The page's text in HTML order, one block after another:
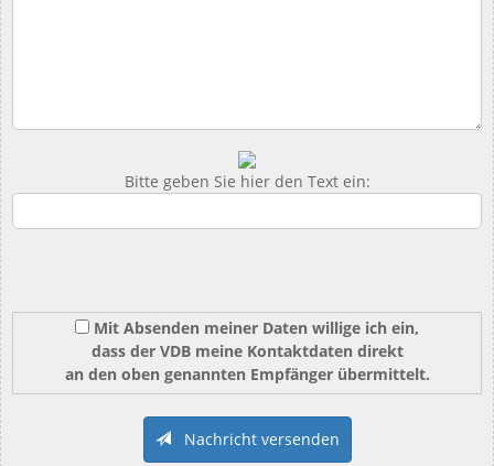
Bitte geben Sie hier den Text ein:
Mit Absenden meiner Daten willige ich ein,
dass der VDB meine Kontaktdaten direkt
an den oben genannten Empfänger übermittelt.
Nachricht versenden